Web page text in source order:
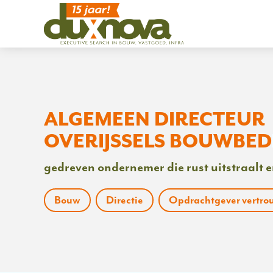
ALGEMEEN DIRECTEUR
OVERIJSSELS
gedreven ondernemer die rust uitstraalt
Bouw Directie Opdrachtgever